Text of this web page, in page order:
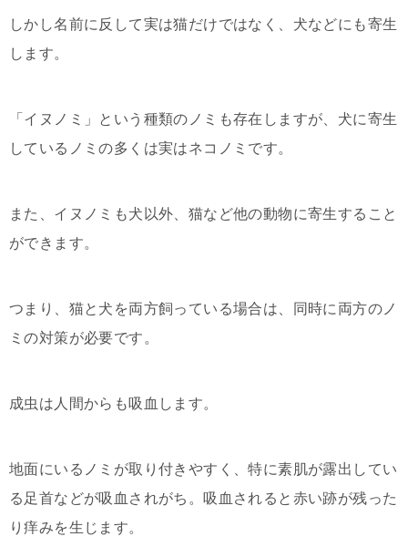
しかし名前に反して実は猫だけではなく、犬などにも寄生
します。
「イヌノミ」という種類のノミも存在しますが、犬に寄生
しているノミの多くは実はネコノミです。
また、イヌノミも犬以外、猫など他の動物に寄生すること
ができます。
つまり、猫と犬を両方飼っている場合は、同時に両方のノ
ミの対策が必要です。
成虫は人間からも吸血します。
地面にいるノミが取り付きやすく、特に素肌が露出してい
る足首などが吸血されがち。吸血されると赤い跡が残った
り痒みを生じます。